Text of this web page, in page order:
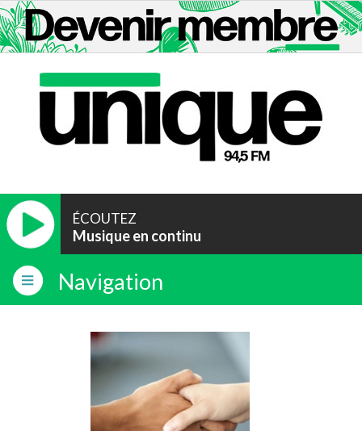
ÉCOUTEZ
Musique en continu
Navigation